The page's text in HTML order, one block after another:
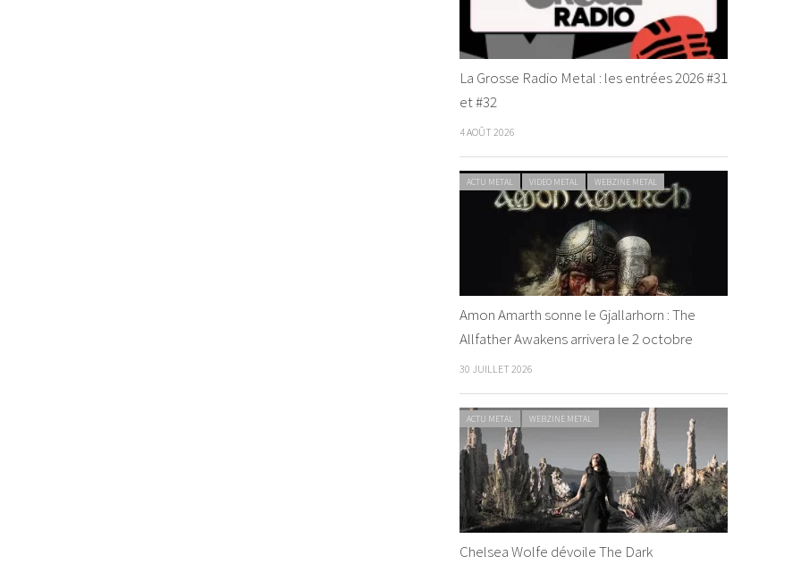
La Grosse Radio Metal : les entrées 2026 #31
et #32
4 AOÛT 2026
ACTU METAL VIDEO METAL WEBZINE METAL
Amon Amarth sonne le Gjallarhorn : The
Allfather Awakens arrivera le 2 octobre
30 JUILLET 2026
ACTU METAL WEBZINE METAL
Chelsea Wolfe dévoile The Dark